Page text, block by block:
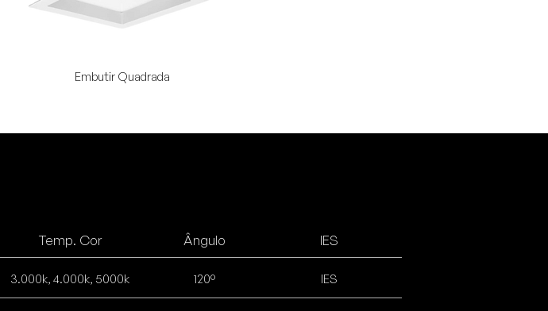
Embutir Quadrada
Temp. Cor Ângulo IES
3.000k, 4.000k, 5000k 120º IES